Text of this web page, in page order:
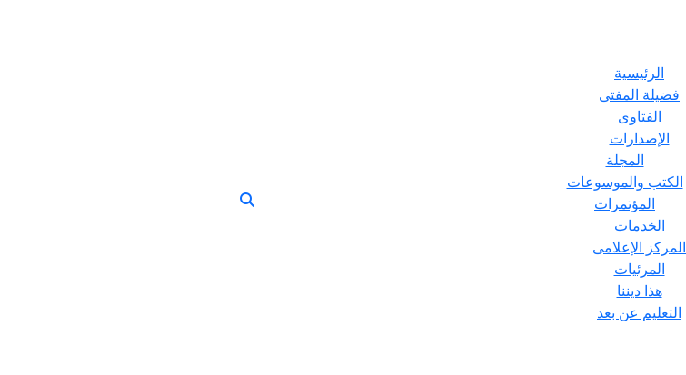
الرئيسية
فضيلة المفتى
الفتاوى
الإصدارات
المجلة
الكتب والموسوعات
المؤتمرات
الخدمات
المركز الإعلامى
المرئيات
هذا ديننا
التعليم عن بعد